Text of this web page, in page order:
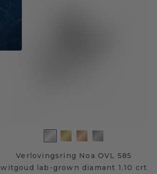
Verlovingsring Noa OVL 585
witgoud lab-grown diamant 1.10 crt